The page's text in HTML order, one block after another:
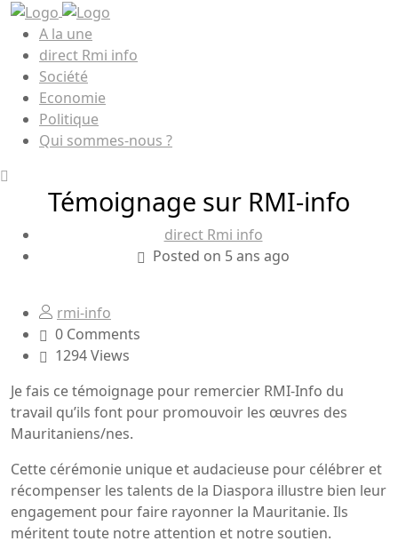
A la une
direct Rmi info
Société
Economie
Politique
Qui sommes-nous ?
Témoignage sur RMI-info
direct Rmi info
Posted on 5 ans ago
rmi-info
0 Comments
1294 Views
Je fais ce témoignage pour remercier RMI-Info du
travail qu’ils font pour promouvoir les œuvres des
Mauritaniens/nes.
Cette cérémonie unique et audacieuse pour célébrer et
récompenser les talents de la Diaspora illustre bien leur
engagement pour faire rayonner la Mauritanie. Ils
méritent toute notre attention et notre soutien.